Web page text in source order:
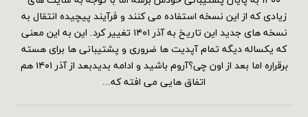
زیادی که از این نسخه استفاده می کنند و فرآیند پیچیده انتقال به
نسخه های جدید این تاریخ به آذر ۱۴۰۱ تغییر کرد. این به این معنی
که یکساله دیگه تمام آپدیت ها ضروری و پشتیبانی ها برای هسته
برقراره اما بعد از اون چی؟آروم باشید و ادامه بدیدبعد از آذر ۱۴۰۱ هم
اتفاق هایی می افته که...